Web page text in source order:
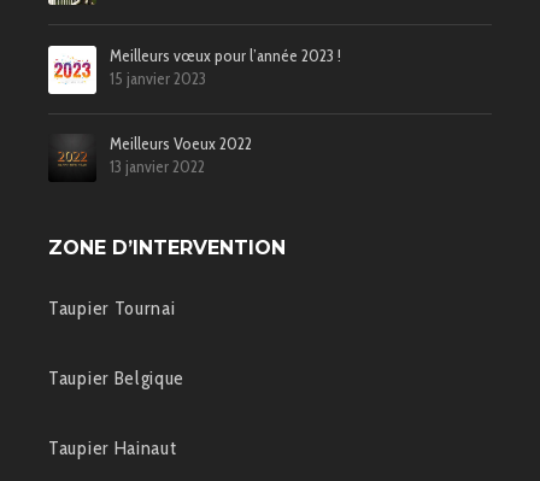
Meilleurs vœux pour l’année 2023 !
15 janvier 2023
Meilleurs Voeux 2022
13 janvier 2022
ZONE D’INTERVENTION
Taupier Tournai
Taupier Belgique
Taupier Hainaut